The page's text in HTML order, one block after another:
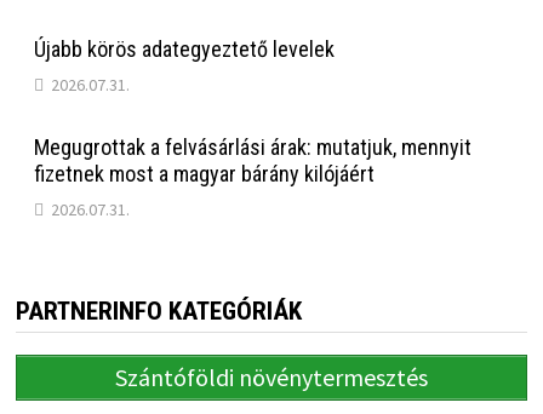
Újabb körös adategyeztető levelek
2026.07.31.
Megugrottak a felvásárlási árak: mutatjuk, mennyit
fizetnek most a magyar bárány kilójáért
2026.07.31.
PARTNERINFO KATEGÓRIÁK
Szántóföldi növénytermesztés